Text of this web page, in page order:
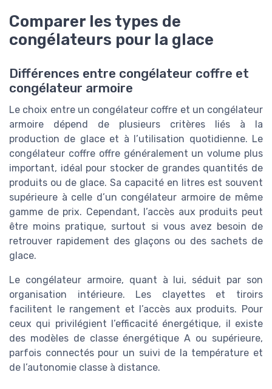
Comparer les types de
congélateurs pour la glace
Différences entre congélateur coffre et
congélateur armoire
Le choix entre un congélateur coffre et un congélateur
armoire dépend de plusieurs critères liés à la
production de glace et à l’utilisation quotidienne. Le
congélateur coffre offre généralement un volume plus
important, idéal pour stocker de grandes quantités de
produits ou de glace. Sa capacité en litres est souvent
supérieure à celle d’un congélateur armoire de même
gamme de prix. Cependant, l’accès aux produits peut
être moins pratique, surtout si vous avez besoin de
retrouver rapidement des glaçons ou des sachets de
glace.
Le congélateur armoire, quant à lui, séduit par son
organisation intérieure. Les clayettes et tiroirs
facilitent le rangement et l’accès aux produits. Pour
ceux qui privilégient l’efficacité énergétique, il existe
des modèles de classe énergétique A ou supérieure,
parfois connectés pour un suivi de la température et
de l’autonomie classe à distance.